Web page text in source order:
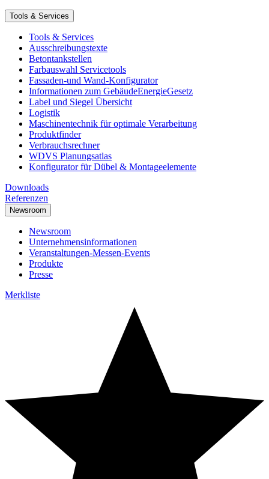
Tools & Services
Tools & Services
Ausschreibungstexte
Betontankstellen
Farbauswahl Servicetools
Fassaden-und Wand-Konfigurator
Informationen zum GebäudeEnergieGesetz
Label und Siegel Übersicht
Logistik
Maschinentechnik für optimale Verarbeitung
Produktfinder
Verbrauchsrechner
WDVS Planungsatlas
Konfigurator für Dübel & Montageelemente
Downloads
Referenzen
Newsroom
Newsroom
Unternehmensinformationen
Veranstaltungen-Messen-Events
Produkte
Presse
Merkliste